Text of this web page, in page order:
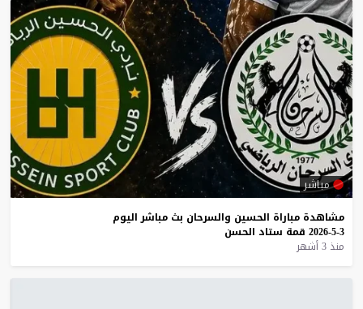
مباشر
مشاهدة مباراة الحسين والسرحان بث مباشر اليوم
3-5-2026
قمة ستاد الحسن
منذ 3 أشهر